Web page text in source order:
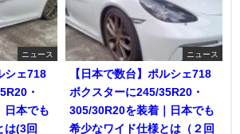
ニュース
シェ718
・
日本でも
は(3回
ニュース
【日本で数台】ポルシェ718
ボクスターに245/35R20・
305/30R20を装着｜日本でも
希少なワイド仕様とは（２回